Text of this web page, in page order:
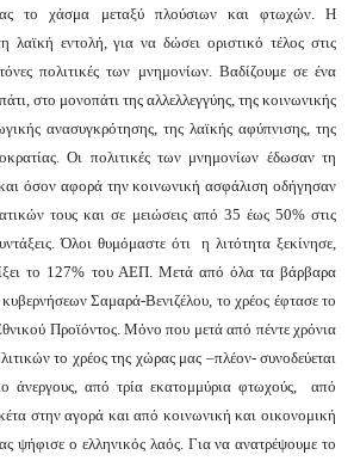
το χάσμα μεταξύ πλούσιων και φτωχών. Η
λαϊκή εντολή, για να δώσει οριστικό τέλος στις
πολιτικές των μνημονίων. Βαδίζουμε σε ένα
στο μονοπάτι της αλλελλεγγύης, της κοινωνικής
ανασυγκρότησης, της λαϊκής αφύπνισης, της
Οι πολιτικές των μνημονίων έδωσαν τη
όσον αφορά την κοινωνική ασφάλιση οδήγησαν
τους και σε μειώσεις από 35 έως 50% στις
Όλοι θυμόμαστε ότι η λιτότητα ξεκίνησε,
το 127% του ΑΕΠ. Μετά από όλα τα βάρβαρα
Σαμαρά-Βενιζέλου, το χρέος έφτασε το
Προϊόντος. Μόνο που μετά από πέντε χρόνια
το χρέος της χώρας μας –πλέον- συνοδεύεται
άνεργους, από τρία εκατομμύρια φτωχούς, από
στην αγορά και από κοινωνική και οικονομική
ψήφισε ο ελληνικός λαός. Για να ανατρέψουμε το